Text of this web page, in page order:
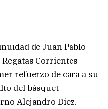
de Juan Pablo
Corrientes
refuerzo de cara a su
del básquet
Alejandro Diez.